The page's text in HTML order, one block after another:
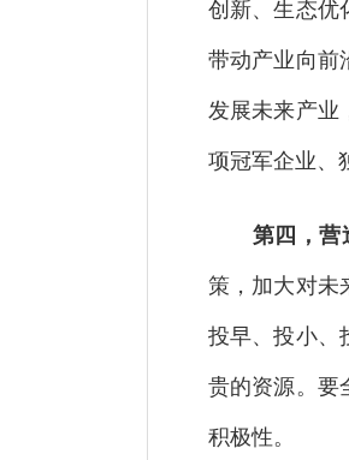
创新、生态优
带动产业向前
发展未来产业
项冠军企业、
第四，营
策，加大对未
投早、投小、
贵的资源。要
积极性。